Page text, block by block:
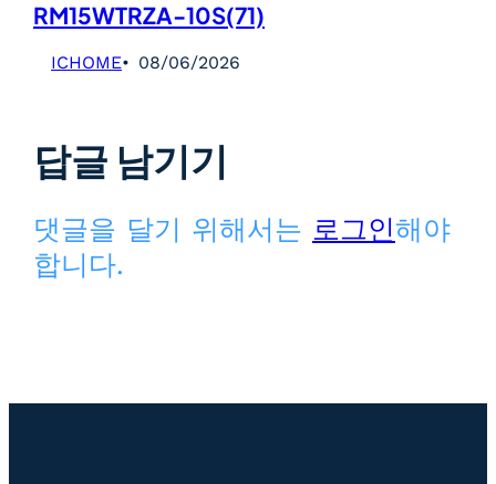
RM15WTRZA-10S(71)
ICHOME 08/06/2026
답글 남기기
댓글을 달기 위해서는 로그인해야
합니다.